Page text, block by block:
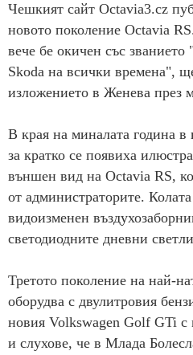
Чешкият сайт Оctavia3.cz
новото поколение Octavia
вече бе окичен със званието
Skoda на всички времена",
изложението в Женева през
В края на миналата година в
за кратко се появиха
външен вид на Octavia RS,
от администраторите.
видоизменен
светодиодните дневни
Третото поколение на най-
оборудва с двулитровия
новия Volkswagen Golf GTi
и слухове, че в Млада